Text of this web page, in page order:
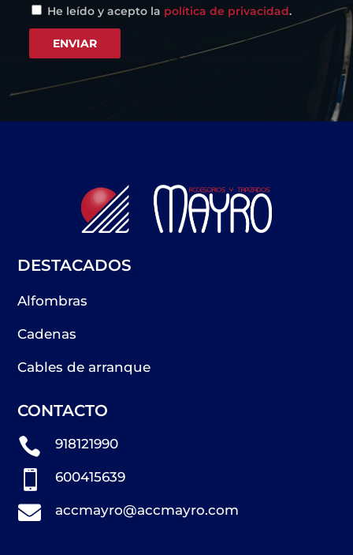
He leído y acepto la política de privacidad.
DESTACADOS
Alfombras
Cadenas
Cables de arranque
CONTACTO
 918121990
 600415639
 accmayro@accmayro.com